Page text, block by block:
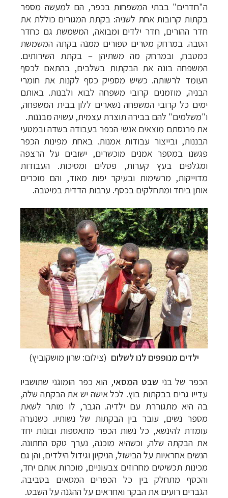
ה"חדרים" בבתי המשפחות בכפר, הם למעשה מספר
בקתות קרובות אחת לשניה: בקתת המגורים כוללת את
חדר ההורים, חדר ילדים ומבואה, המשמשת גם כחדר
הסבה. במרחק מטרים ספורים ממנה בקתה המשמשת
כמטבח, ובמרחק מה משתיהן – בקתת השירותים.
המשפחה בונה את הבקתות בשלבים, בהתאם לכסף
העומד לרשותה. כשיש מספיק כסף לקנות את חומרי
הבניה, מוזמנים קרובי משפחה לבוא ולבנות. באותם
ימים כל קרובי המשפחה נשארים ללון בבית המשפחה,
ו"משלמים" להם בבירה תוצרת עצמית, עשויה מבננות.
את פרנסתם מוצאים אנשי הכפר בעבודה בשדה ובמטעי
הבננות, ובייצור עבודות אמנות. באחת מפינות הכפר
פגשנו במספר אמנים מוכשרים, ישובים על הרצפה
ומגלפים בעץ קערות, פסלים ומסיכות. העבודות
מדוייקות, מרשימות ובעיקר יפות מאוד, והם מוכרים
אותן ביחד ומתחלקים בכסף. ערבות הדדית במיטבה.
ילדים מנופפים לנו לשלום (צילום: שרון מושקוביץ)
הכפר של בני שבט המסאי, הוא כפר הומוגני שתושביו
עדייו גרים בבקתות בוץ. לכל אישה יש את הבקתה שלה,
בה היא מתגוררת עם ילדיה. הגבר, לו מותר לשאת
מספר נשים, עובר בין הבקתות של נשותיו. כשנערה
עומדת להינשא, כל נשות הכפר מתאספות ובונות יחד
את הבקתה שלה, וכשהיא מוכנה, נערך טקס החתונה.
הנשים אחראיות על הבישול, הניקיון וגידול הילדים, והן גם
מכינות תכשיטים מחרוזים צבעוניים, מוכרות אותם יחד,
והכסף מתחלק בין כל הכפרים המסאים בסביבה.
הגברים רועים את הבקר ואחראים על ההגנה על השבט.